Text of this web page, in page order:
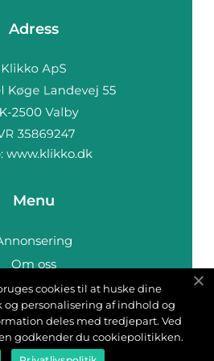
Adress
www.klikko.dk
Menu
Om oss
Cookies
oss
Sitemap
cookies til at huske dine
personalisering af indhold og
deles med tredjepart. Ved
godkender du cookiepolitikken.